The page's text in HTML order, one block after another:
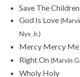
Save The Children
God Is Love
Nyx Jr.)
Mercy Mercy Me
Right On(Marvin
Wholy Holy